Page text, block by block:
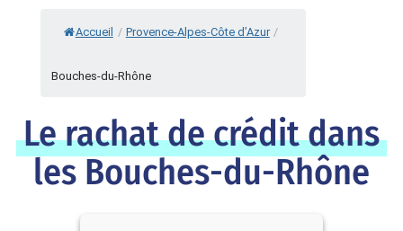
Accueil / Provence-Alpes-Côte d’Azur /
Bouches-du-Rhône
Le rachat de crédit dans
les Bouches-du-Rhône